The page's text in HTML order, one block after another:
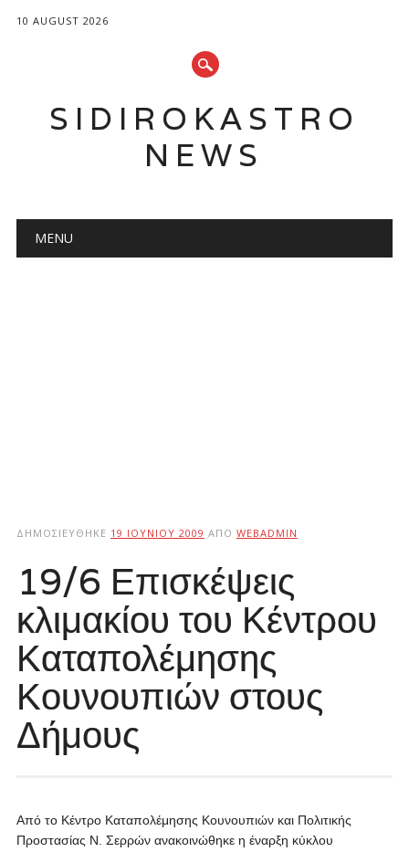
10 AUGUST 2026
SIDIROKASTRO
NEWS
Main menu
MENU
ΔΗΜΟΣΙΕΎΘΗΚΕ 19 ΙΟΥΝΊΟΥ 2009 ΑΠΌ WEBADMIN
19/6 Επισκέψεις
κλιμακίου του Κέντρου
Καταπολέμησης
Κουνουπιών στους
Δήμους
Από το Κέντρο Καταπολέμησης Κουνουπιών και Πολιτικής
Προστασίας Ν. Σερρών ανακοινώθηκε η έναρξη κύκλου